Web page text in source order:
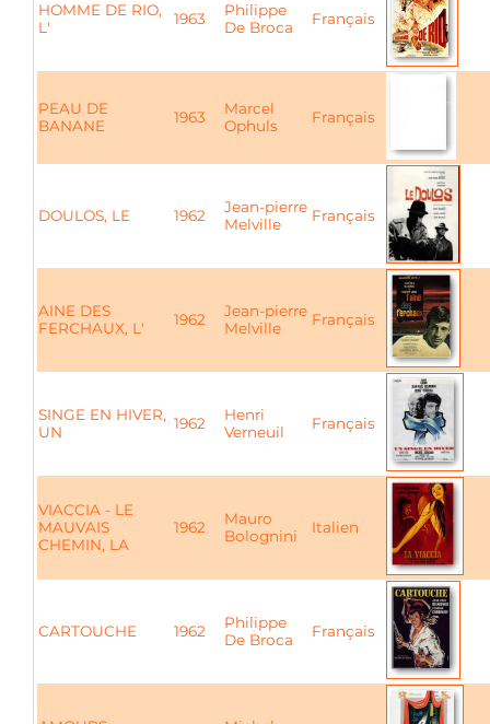
HOMME DE RIO,
L'
1963
Philippe
De Broca
Français
PEAU DE
BANANE
1963
Marcel
Ophuls
Français
DOULOS, LE 1962
Jean-pierre
Melville
Français
AINE DES
FERCHAUX, L'
1962
Jean-pierre
Melville
Français
SINGE EN HIVER,
UN
1962
Henri
Verneuil
Français
VIACCIA - LE
MAUVAIS
CHEMIN, LA
1962
Mauro
Bolognini
Italien
CARTOUCHE 1962
Philippe
De Broca
Français